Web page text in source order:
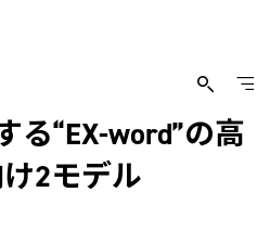
大学受験まで幅
る“EX-word”の高
2モデル